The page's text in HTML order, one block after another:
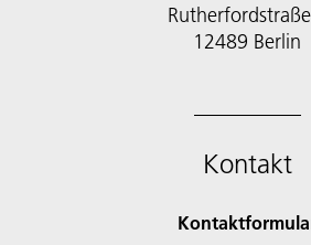
12489 Berlin
Kontakt